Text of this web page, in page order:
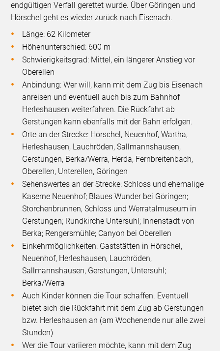
endgültigen Verfall gerettet wurde. Über Göringen und
Hörschel geht es wieder zurück nach Eisenach.
Länge: 62 Kilometer
Höhenunterschied: 600 m
Schwierigkeitsgrad: Mittel, ein längerer Anstieg vor
Oberellen
Anbindung: Wer will, kann mit dem Zug bis Eisenach
anreisen und eventuell auch bis zum Bahnhof
Herleshausen weiterfahren. Die Rückfahrt ab
Gerstungen kann ebenfalls mit der Bahn erfolgen.
Orte an der Strecke: Hörschel, Neuenhof, Wartha,
Herleshausen, Lauchröden, Sallmannshausen,
Gerstungen, Berka/Werra, Herda, Fernbreitenbach,
Oberellen, Unterellen, Göringen
Sehenswertes an der Strecke: Schloss und ehemalige
Kaserne Neuenhof; Blaues Wunder bei Göringen;
Storchenbrunnen, Schloss und Werratalmuseum in
Gerstungen; Rundkirche Untersuhl; Innenstadt von
Berka; Rengersmühle; Canyon bei Oberellen
Einkehrmöglichkeiten: Gaststätten in Hörschel,
Neuenhof, Herleshausen, Lauchröden,
Sallmannshausen, Gerstungen, Untersuhl;
Berka/Werra
Auch Kinder können die Tour schaffen. Eventuell
bietet sich die Rückfahrt mit dem Zug ab Gerstungen
bzw. Herleshausen an (am Wochenende nur alle zwei
Stunden)
Wer die Tour variieren möchte, kann mit dem Zug